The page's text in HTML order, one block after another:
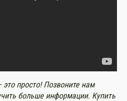
просто! Позвоните нам
больше информации. Купить